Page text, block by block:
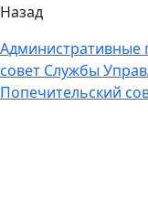
Назад
Административные
совет Службы
Попечительский